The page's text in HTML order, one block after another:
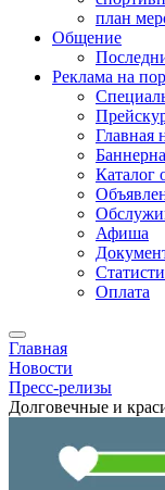
план
Общение
Реклама на
Главная
Каталог
Афиша
Оплата
Главная
Новости
Пресс-релизы
Долговечные и